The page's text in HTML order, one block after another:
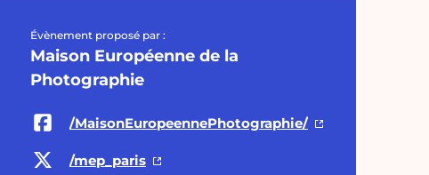
Évènement proposé par :
Maison Européenne de la
Photographie
/MaisonEuropeennePhotographie/
/mep_paris